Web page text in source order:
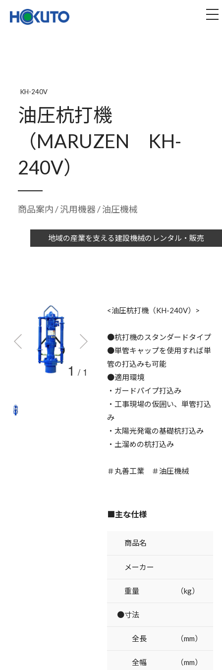
KH-240V
油圧杭打機
（MARUZEN KH-
240V）
商品案内/汎用機器/ 油圧機械
地域の産業を支える建設機械のレンタル・販売
1 / 1
<油圧杭打機（KH-240V）>
●杭打機のスタンダードタイプ
●単管キャップを使用すれば単
管の打込みも可能
●適用環境
・ガードパイプ打込み
・工事現場の仮囲い、単管打込
み
・太陽光発電の基礎杭打込み
・土溜めの杭打込み
＃丸善工業 ＃油圧機械
■主な仕様
商品名
メーカー
重量 （kg）
●寸法
全長 （mm）
全幅 （mm）